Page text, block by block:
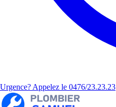
Urgence? Appelez le 0476/23.23.23